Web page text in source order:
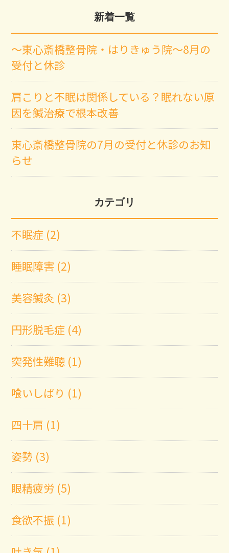
新着一覧
～東心斎橋整骨院・はりきゅう院～8月の
受付と休診
肩こりと不眠は関係している？眠れない原
因を鍼治療で根本改善
東心斎橋整骨院の7月の受付と休診のお知
らせ
カテゴリ
不眠症 (2)
睡眠障害 (2)
美容鍼灸 (3)
円形脱毛症 (4)
突発性難聴 (1)
喰いしばり (1)
四十肩 (1)
姿勢 (3)
眼精疲労 (5)
食欲不振 (1)